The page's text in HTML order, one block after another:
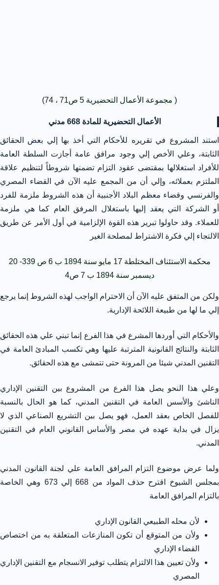
( مجموعة الأعمال التحضيرية 5 ص71 ، 74)
الأعمال التحضيرية للمادة 668 مدني
استند المشروع في تقريره للأحكام التي أخذ بها إلي بعض الحقائق
الثابتة، وعلي الأخص إلي وجود مرافق عامة أجازت السلطة العامة
للأفراد استغلالها بمقتضى عقود التزام تضمنها شروطاً لتنظيم علاقة
الملتزم بعملائه، وإلي أن من المجمع عليه الآن في القضاء المصري
والفرنسي وقضاء معظم البلاد الأجنبية أن هذه الشروط ملزمة للفرد
أو الشركة التي يعقد إليها باستغلال المرفق العام كما هي ملزمة
للعملاء. وقد حاولوا تبرير هذه القوة الإلزامية في أول الأمر عن طريق
الالتجاء إلي فكرة الاشتراط لمصلحة الغير
محكمة الاستئناف المختلطة 17 مايو سنة 1894 ب 6 ص 339- 20
ديسمبر سنة 1894 ب 7 ص4
ولكن من المتفق عليه الآن أن الاحترام الواجب لهذه الشروط إنما يرجع
إلي ما لها من طبيعة اللائحة الإدارية.
والأحكام التي أوردها المشرع في هذا الفرع إنما تبني علي هذه الحقائق
الثابتة والنتائج القانونية المترتبة عليها وهي تكسب المبادئ العامة في
التقنين المدني شيئا من المرونة حتى تتمشى مع هذه الحقائق.
وعلي هذا النحو يصل هذا الفرع من المشروع بين التقنين الإداري
الناشئ والأسس العامة في التقنين المدني، كما هو الحال بالنسبة
للفصل الخاص بعقد العمل، فهو يصل بين التشريع الصناعي الذي لا
يزال في بداية عهده في مصر والأساس القانوني العام في التقنين
المدني.
ولما عرض موضوع التزام المرافق العامة علي لجنة القانون المدني
بمجلس الشيوخ اقترح حذف المواد من 668 إلي 673 وهي الخاصة
بالتزام المرافق العامة
لأن محله الطبيعي القانون الإداري
ولأن من المتوقع أن تكون المنازعات المتعلقة به من اختصاص
القضاء الإداري
ولأن تعيين هذا الالتزام يتطلب توفير الانسجام مع التقنين الإداري
المصري